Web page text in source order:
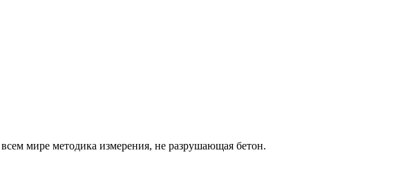
мире методика измерения, не разрушающая бетон.